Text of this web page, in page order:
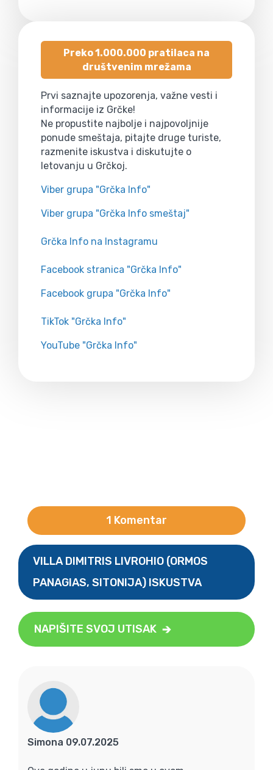
Preko 1.000.000 pratilaca na
društvenim mrežama
Prvi saznajte upozorenja, važne vesti i
informacije iz Grčke!
Ne propustite najbolje i najpovoljnije
ponude smeštaja, pitajte druge turiste,
razmenite iskustva i diskutujte o
letovanju u Grčkoj.
Viber grupa "Grčka Info"
Viber grupa "Grčka Info smeštaj"
Grčka Info na Instagramu
Facebook stranica "Grčka Info"
Facebook grupa "Grčka Info"
TikTok "Grčka Info"
YouTube "Grčka Info"
1 Komentar
VILLA DIMITRIS LIVROHIO (ORMOS
PANAGIAS, SITONIJA) ISKUSTVA
NAPIŠITE SVOJ UTISAK
Simona 09.07.2025